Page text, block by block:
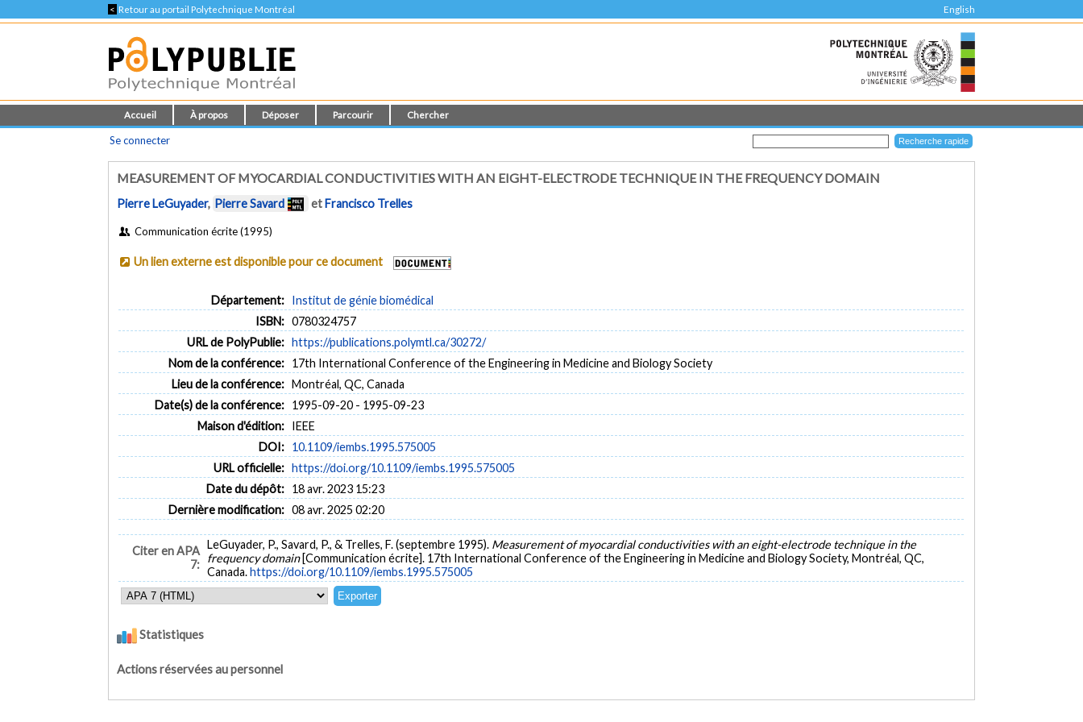
< Retour au portail Polytechnique Montréal English
Accueil À propos Déposer Parcourir Chercher
Se connecter
MEASUREMENT OF MYOCARDIAL CONDUCTIVITIES WITH AN EIGHT-ELECTRODE TECHNIQUE IN THE FREQUENCY DOMAIN
Pierre LeGuyader, Pierre Savard etFrancisco Trelles
Communication écrite (1995)
Un lien externe est disponible pour ce document
Département: Institut de génie biomédical
ISBN: 0780324757
URL de PolyPublie: https://publications.polymtl.ca/30272/
Nom de la conférence: 17th International Conference of the Engineering in Medicine and Biology Society
Lieu de la conférence: Montréal, QC, Canada
Date(s) de la conférence: 1995-09-20 - 1995-09-23
Maison d'édition: IEEE
DOI: 10.1109/iembs.1995.575005
URL officielle: https://doi.org/10.1109/iembs.1995.575005
Date du dépôt: 18 avr. 2023 15:23
Dernière modification: 08 avr. 2025 02:20
Citer en APA
7:
LeGuyader, P., Savard, P., & Trelles, F. (septembre 1995). Measurement of myocardial conductivities with an eight-electrode technique in the
frequency domain [Communication écrite]. 17th International Conference of the Engineering in Medicine and Biology Society, Montréal, QC,
Canada.https://doi.org/10.1109/iembs.1995.575005
Statistiques
Actions réservées au personnel